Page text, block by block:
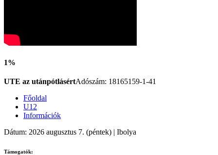
1%
UTE az utánpótlásértAdószám: 18165159-1-41
Főoldal
U12
Információk
Dátum: 2026 augusztus 7. (péntek) | Ibolya
Támogatók: